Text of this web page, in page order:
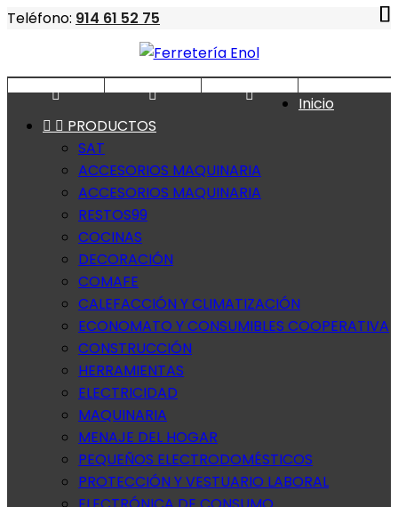
Teléfono: 914 61 52 75
  
Inicio
  PRODUCTOS
SAT
ACCESORIOS MAQUINARIA
ACCESORIOS MAQUINARIA
RESTOS99
COCINAS
DECORACIÓN
COMAFE
CALEFACCIÓN Y CLIMATIZACIÓN
ECONOMATO Y CONSUMIBLES COOPERATIVA
CONSTRUCCIÓN
HERRAMIENTAS
ELECTRICIDAD
MAQUINARIA
MENAJE DEL HOGAR
PEQUEÑOS ELECTRODOMÉSTICOS
PROTECCIÓN Y VESTUARIO LABORAL